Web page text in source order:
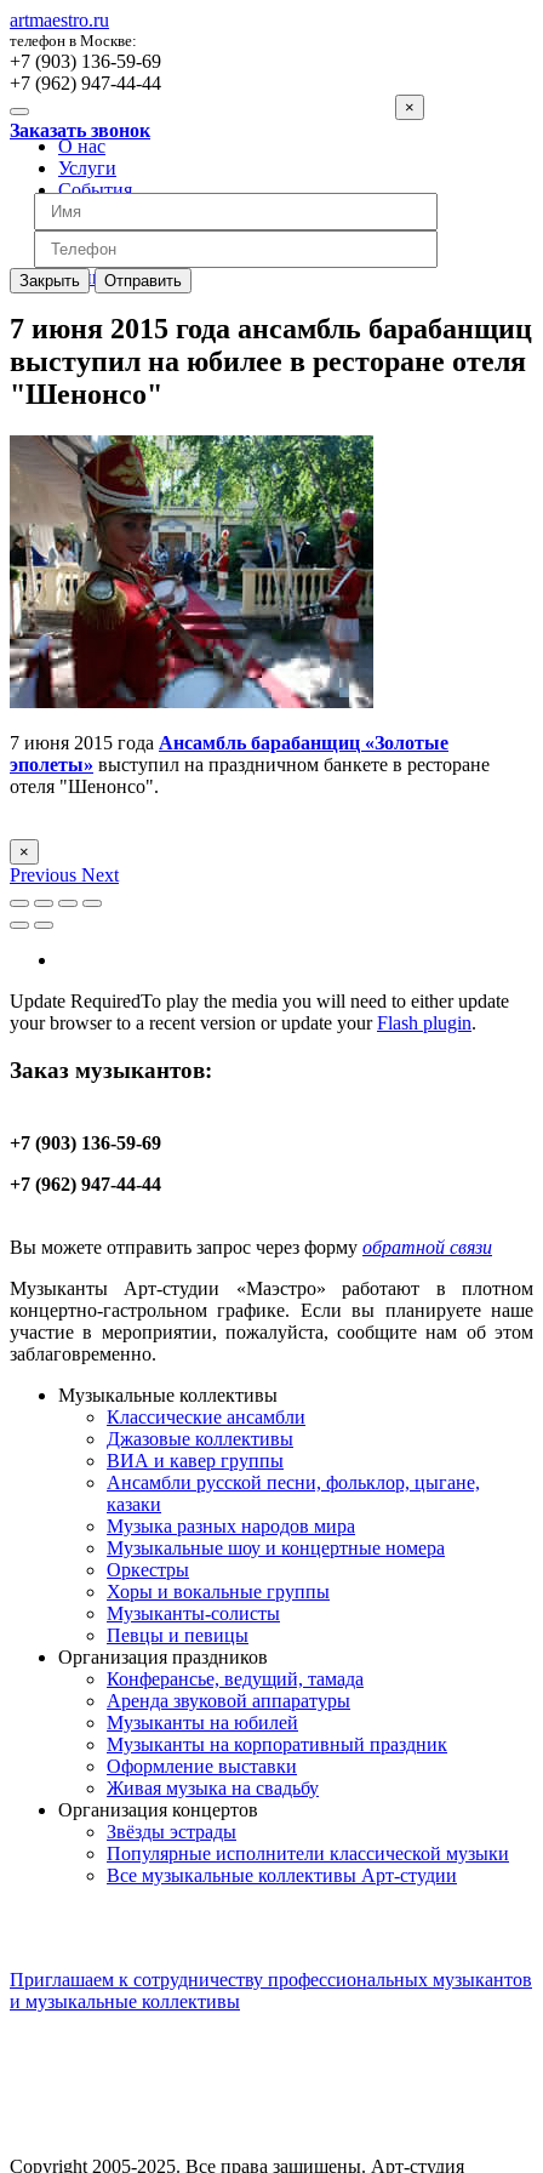
artmaestro.ru
телефон в Москве:
+7 (903) 136-59-69
+7 (962) 947-44-44
Заказать звонок
×
Закрыть Отправить
О нас
Услуги
События
Вопросы
Отзывы
Обратная связь
Цены
7 июня 2015 года ансамбль барабанщиц
выступил на юбилее в ресторане отеля
"Шенонсо"
7 июня 2015 года Ансамбль барабанщиц «Золотые
эполеты» выступил на праздничном банкете в ресторане
отеля "Шенонсо".
×
Previous Next
Update RequiredTo play the media you will need to either update
your browser to a recent version or update yourFlash plugin.
Заказ музыкантов:
+7 (903) 136-59-69
+7 (962) 947-44-44
Вы можете отправить запрос через форму обратной связи
Музыканты Арт-студии «Маэстро» работают в плотном
концертно-гастрольном графике. Если вы планируете наше
участие в мероприятии, пожалуйста, сообщите нам об этом
заблаговременно.
Музыкальные коллективы
Классические ансамбли
Джазовые коллективы
ВИА и кавер группы
Ансамбли русской песни, фольклор, цыгане,
казаки
Музыка разных народов мира
Музыкальные шоу и концертные номера
Оркестры
Хоры и вокальные группы
Музыканты-солисты
Певцы и певицы
Организация праздников
Конферансье, ведущий, тамада
Аренда звуковой аппаратуры
Музыканты на юбилей
Музыканты на корпоративный праздник
Оформление выставки
Живая музыка на свадьбу
Организация концертов
Звёзды эстрады
Популярные исполнители классической музыки
Все музыкальные коллективы Арт-студии
Приглашаем к сотрудничеству профессиональных музыкантов
и музыкальные коллективы
Copyright 2005-2025. Все права защищены. Арт-студия